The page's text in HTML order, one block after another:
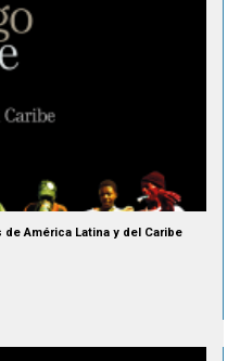
América Latina y del Caribe